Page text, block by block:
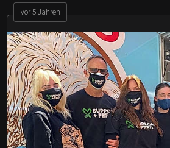
vor 5 Jahren